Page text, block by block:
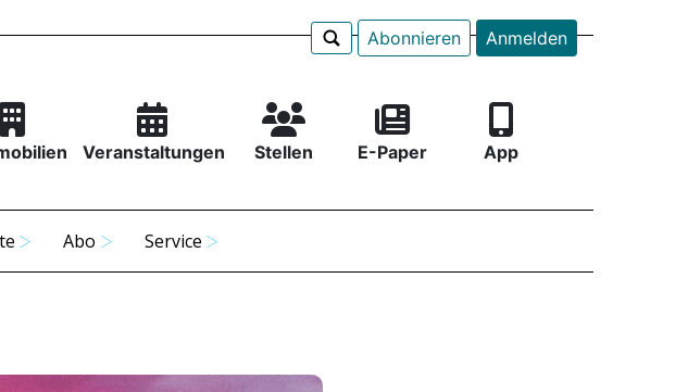
Abonnieren Anmelden
Veranstaltungen Stellen E-Paper App
Abo Service